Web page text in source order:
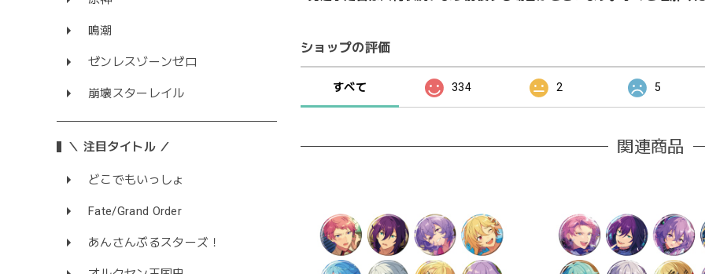
鳴潮
ゼンレスゾーンゼロ
崩壊スターレイル
＼ 注目タイトル ／
どこでもいっしょ
Fate/Grand Order
あんさんぶるスターズ！
ショップの評価
すべて 334 2 5
関連商品